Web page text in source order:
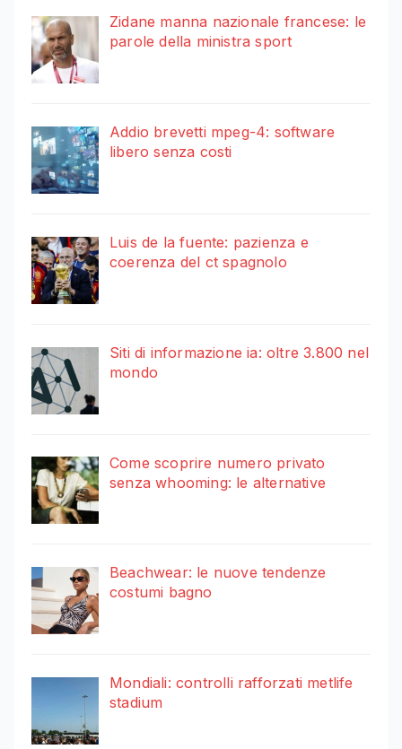
Zidane manna nazionale francese: le
parole della ministra sport
Addio brevetti mpeg-4: software
libero senza costi
Luis de la fuente: pazienza e
coerenza del ct spagnolo
Siti di informazione ia: oltre 3.800 nel
mondo
Come scoprire numero privato
senza whooming: le alternative
Beachwear: le nuove tendenze
costumi bagno
Mondiali: controlli rafforzati metlife
stadium